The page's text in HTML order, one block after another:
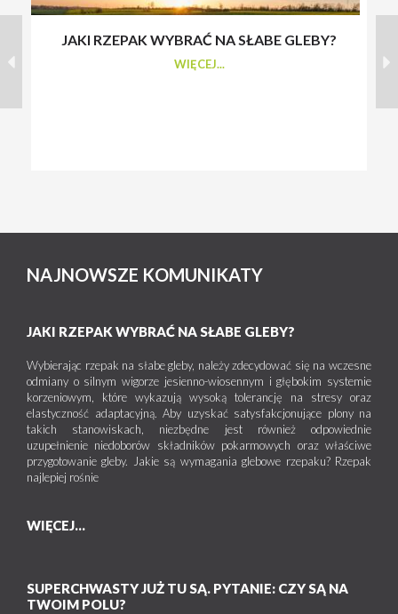
JAKI RZEPAK WYBRAĆ NA SŁABE GLEBY?
WIĘCEJ...
NAJNOWSZE KOMUNIKATY
JAKI RZEPAK WYBRAĆ NA SŁABE GLEBY?
Wybierając rzepak na słabe gleby, należy zdecydować się na wczesne
odmiany o silnym wigorze jesienno-wiosennym i głębokim systemie
korzeniowym, które wykazują wysoką tolerancję na stresy oraz
elastyczność adaptacyjną. Aby uzyskać satysfakcjonujące plony na
takich stanowiskach, niezbędne jest również odpowiednie
uzupełnienie niedoborów składników pokarmowych oraz właściwe
przygotowanie gleby. Jakie są wymagania glebowe rzepaku? Rzepak
najlepiej rośnie
WIĘCEJ...
SUPERCHWASTY JUŻ TU SĄ. PYTANIE: CZY SĄ NA
TWOIM POLU?